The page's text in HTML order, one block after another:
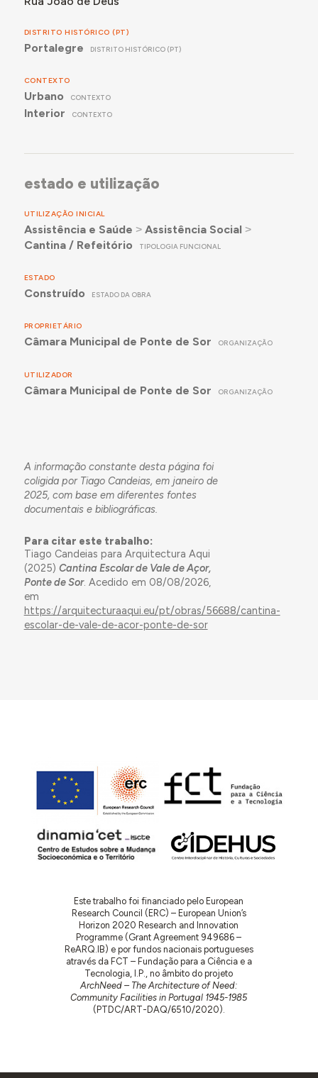
DISTRITO HISTÓRICO (PT)
Portalegre DISTRITO HISTÓRICO (PT)
CONTEXTO
Urbano CONTEXTO
Interior CONTEXTO
estado e utilização
UTILIZAÇÃO INICIAL
Assistência e Saúde ˃ Assistência Social ˃
Cantina / Refeitório
TIPOLOGIA FUNCIONAL
ESTADO
Construído ESTADO DA OBRA
PROPRIETÁRIO
Câmara Municipal de Ponte de Sor ORGANIZAÇÃO
UTILIZADOR
Câmara Municipal de Ponte de Sor ORGANIZAÇÃO
A informação constante desta página foi
coligida por Tiago Candeias, em janeiro de
2025, com base em diferentes fontes
documentais e bibliográficas.
Para citar este trabalho:
Tiago Candeias para Arquitectura Aqui
(2025) Cantina Escolar de Vale de Açor,
Ponte de Sor. Acedido em 08/08/2026,
em
https://arquitecturaaqui.eu/pt/obras/56688/cantina-
escolar-de-vale-de-acor-ponte-de-sor
Este trabalho foi financiado pelo European
Research Council (ERC) – European Union’s
Horizon 2020 Research and Innovation
Programme (Grant Agreement 949686 –
ReARQ.IB) e por fundos nacionais portugueses
através da FCT – Fundação para a Ciência e a
Tecnologia, I.P., no âmbito do projeto
ArchNeed – The Architecture of Need:
Community Facilities in Portugal 1945-1985
(PTDC/ART-DAQ/6510/2020).